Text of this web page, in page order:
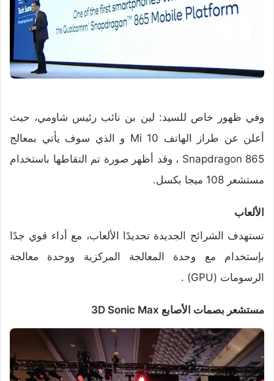
وفي ظهور خاص للسيد: لين بن نائب رئيس شاومي، حيث
أعلن عن طراز الهاتف Mi 10 و الذي سوف يأتي بمعالج
Snapdragon 865 ، وقد أظهر صورة تم التقاطها باستخدام
مستشعر 108 ميجا بكسل.
الألعاب
تستهدف الشرائح الجديدة تحديدًا الألعاب، مع أداء قوي جدًا
بإستخدام مع وحدة المعالجة المركزية ووحدة معالجة
الرسومات (GPU) .
مستشعر بصمات الأصابع 3D Sonic Max